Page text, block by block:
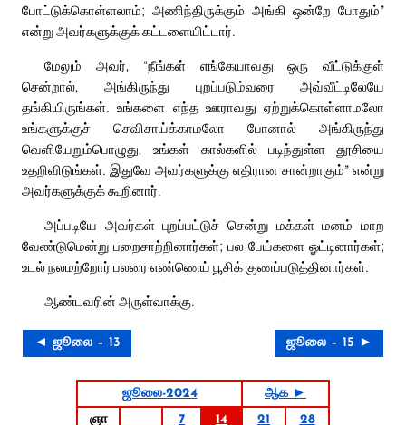
போட்டுக்கொள்ளலாம்; அணிந்திருக்கும் அங்கி ஒன்றே போதும்”
என்று அவர்களுக்குக் கட்டளையிட்டார்.
மேலும் அவர், “நீங்கள் எங்கேயாவது ஒரு வீட்டுக்குள்
சென்றால், அங்கிருந்து புறப்படும்வரை அவ்வீட்டிலேயே
தங்கியிருங்கள். உங்களை எந்த ஊராவது ஏற்றுக்கொள்ளாமலோ
உங்களுக்குச் செவிசாய்க்காமலோ போனால் அங்கிருந்து
வெளியேறும்பொழுது, உங்கள் கால்களில் படிந்துள்ள தூசியை
உதறிவிடுங்கள். இதுவே அவர்களுக்கு எதிரான சான்றாகும்” என்று
அவர்களுக்குக் கூறினார்.
அப்படியே அவர்கள் புறப்பட்டுச் சென்று மக்கள் மனம் மாற
வேண்டுமென்று பறைசாற்றினார்கள்; பல பேய்களை ஓட்டினார்கள்;
உடல் நலமற்றோர் பலரை எண்ணெய் பூசிக் குணப்படுத்தினார்கள்.
ஆண்டவரின் அருள்வாக்கு.
◄ ஜூலை – 13 ஜூலை – 15 ►
ஜூலை-2024
ஆக ►
ஞா
7 14 21
28